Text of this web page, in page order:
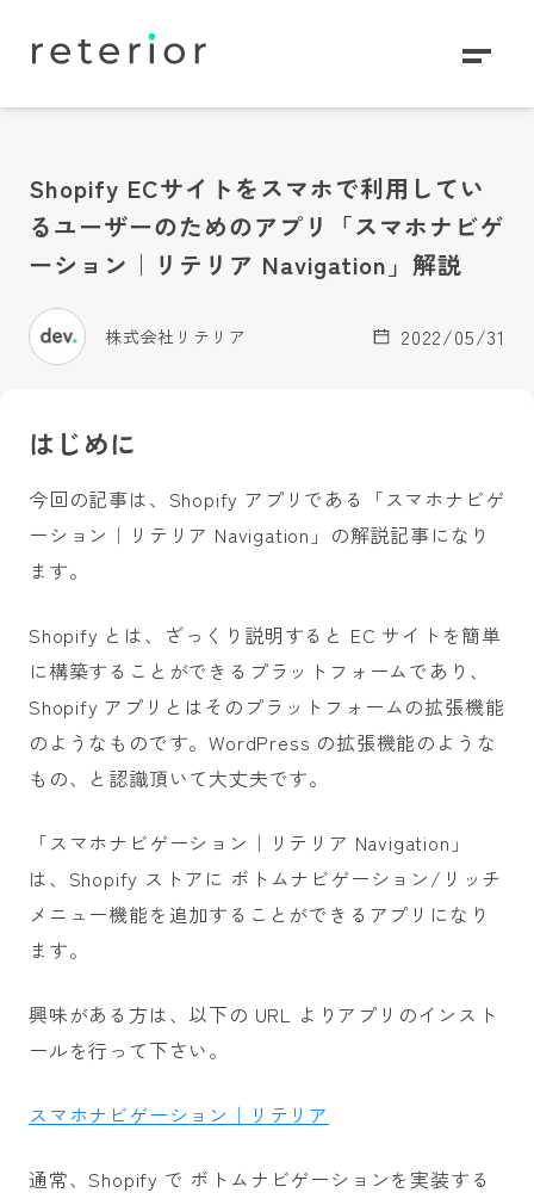
Shopify ECサイトをスマホで利用してい
るユーザーのためのアプリ「スマホナビゲ
ーション｜リテリア Navigation」解説
株式会社リテリア 2022/05/31
はじめに
今回の記事は、Shopify アプリである「スマホナビゲ
ーション｜リテリア Navigation」の解説記事になり
ます。
Shopify とは、ざっくり説明すると EC サイトを簡単
に構築することができるプラットフォームであり、
Shopify アプリとはそのプラットフォームの拡張機能
のようなものです。WordPress の拡張機能のような
もの、と認識頂いて大丈夫です。
「スマホナビゲーション｜リテリア Navigation」
は、Shopify ストアに ボトムナビゲーション/リッチ
メニュー機能を追加することができるアプリになり
ます。
興味がある方は、以下の URL よりアプリのインスト
ールを行って下さい。
スマホナビゲーション｜リテリア
通常、Shopify で ボトムナビゲーションを実装する